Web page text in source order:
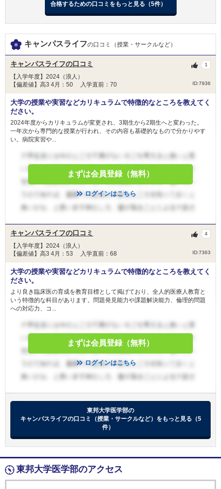
合格するための口コミをもっと見る（5件）
キャンパスライフの口コミ（授業・サークルなど）
キャンパスライフの口コミ
【入学年度】2024（浪人）
【偏差値】高3 4月：50 入学直前：70
ID:7936
1
大学の授業や実習などカリキュラムで特徴的なところを教えてく
ださい。
2024年度からカリキュラムが変更され、3期生から2期生へと変わった。
一年次から専門的な授業が行われ、その内容も基礎的なもので分かりやす
い。病院実習や...
まずは会員登録（無料）
ログインはこちら
キャンパスライフの口コミ
【入学年度】2024（浪人）
【偏差値】高3 4月：53 入学直前：68
ID:7363
4
大学の授業や実習などカリキュラムで特徴的なところを教えてく
ださい。
より良き臨床医の育成を教育目標として掲げており、全人的医療人教育と
いう特徴的な科目があります。問題発見能力や課題解決能力、倫理的問題
への対応力、コ...
まずは会員登録（無料）
ログインはこちら
東邦大学医学部の
キャンパスライフの口コミ（授業・サークルなど）をもっと見る（5
件）
東邦大学医学部のアクセス